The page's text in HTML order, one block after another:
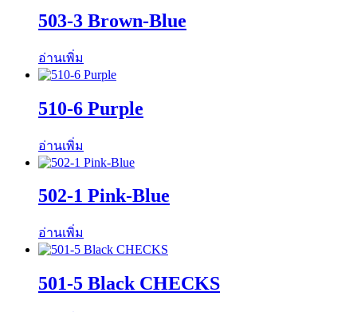
503-3 Brown-Blue
อ่านเพิ่ม
510-6 Purple
อ่านเพิ่ม
502-1 Pink-Blue
อ่านเพิ่ม
501-5 Black CHECKS